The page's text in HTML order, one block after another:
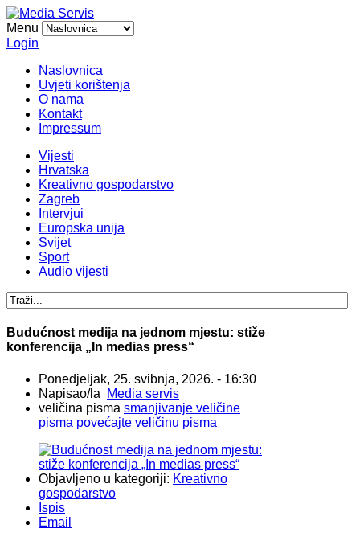
Menu
Login
Naslovnica
Uvjeti korištenja
O nama
Kontakt
Impressum
Vijesti
Hrvatska
Kreativno gospodarstvo
Zagreb
Intervjui
Europska unija
Svijet
Sport
Audio vijesti
Budućnost medija na jednom mjestu: stiže
konferencija „In medias press“
Ponedjeljak, 25. svibnja, 2026. - 16:30
Napisao/la
Media servis
veličina pisma smanjivanje veličine
pisma povećajte veličinu pisma
Objavljeno u kategoriji: Kreativno
gospodarstvo
Ispis
Email